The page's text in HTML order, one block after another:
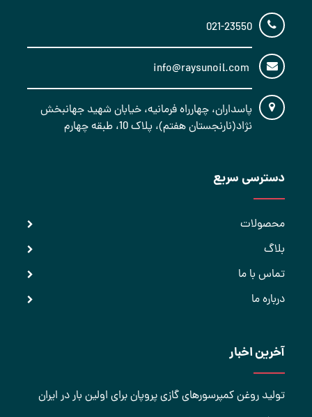
021-23550
پاسداران، چهارراه فرمانیه، خیابان شهید جهانبخش
نژاد(نارنجستان هفتم)، پلاک 10، طبقه چهارم
دسترسی سریع
محصولات
بلاگ
تماس با ما
درباره ما
آخرین اخبار
تولید روغن کمپرسورهای گازی پروپان برای اولین بار در ایران